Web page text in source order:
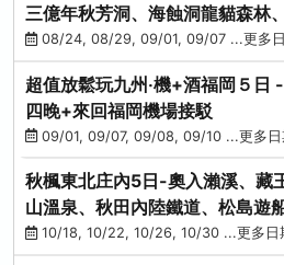
三億年秋芳洞、海蝕洞龍貓森林
見浦08/24, 08/29, 09/01, 09/07 ...更多
超值放鬆玩九州‧機+酒福岡５日
四晚+來回福岡機場接駁
09/01, 09/07, 09/08, 09/10 ...更多日
秋楓東北庄內5日-奧入瀨溪、藏
山溫泉、秋田內陸鐵道、松島遊
10/18, 10/22, 10/26, 10/30 ...更多日